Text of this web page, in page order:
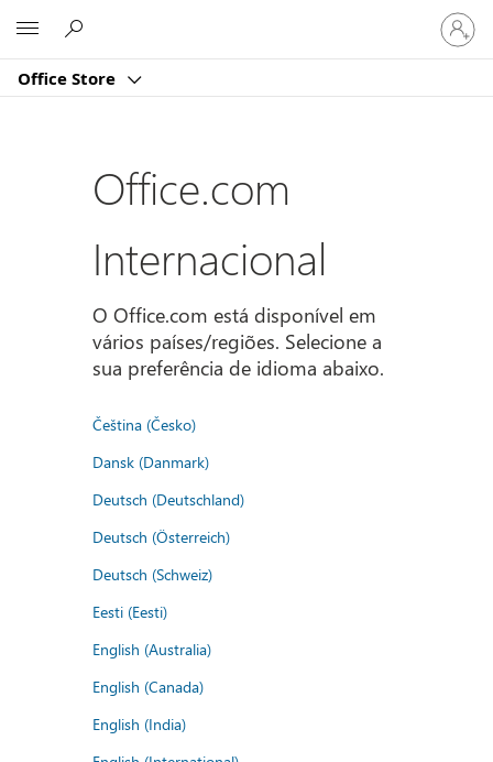
Office Store
Iniciar
sessão
na
Office.com
Internacional
O Office.com está disponível em
vários países/regiões. Selecione a
sua preferência de idioma abaixo.
Čeština (Česko)
Dansk (Danmark)
Deutsch (Deutschland)
Deutsch (Österreich)
Deutsch (Schweiz)
Eesti (Eesti)
English (Australia)
English (Canada)
English (India)